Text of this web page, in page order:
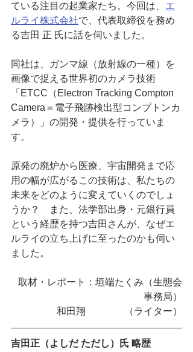
ている注目の起業家たち。今回は、 エ
ルライ株式会社で、代表取締役を務め
る吉田 正 氏に話を伺いました。
同社は、ガンマ線（放射線の一種）を
画像で捉える世界初のカメラ技術
「ETCC（Electron Tracking Compton
Camera＝電子飛跡検出型コンプトンカ
メラ）」の開発・提供を行っていま
す。
原発の廃炉から医療、宇宙開発まで応
用の幅が広がるこの技術は、私たちの
未来をどのように変えていくのでしょ
うか？　また、法学部出身・元銀行員
という経歴を持つ吉田さんが、なぜエ
ルライの立ち上げに至ったのかも伺い
ました。
取材・レポート：垣端たくみ（生態会
事務局）
和田翔　　　　（ライター）
吉田正（よしだ ただし）氏 略歴